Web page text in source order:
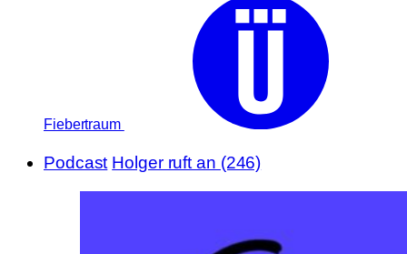
Fiebertraum
Podcast Holger ruft an (246)